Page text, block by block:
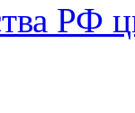
РФ